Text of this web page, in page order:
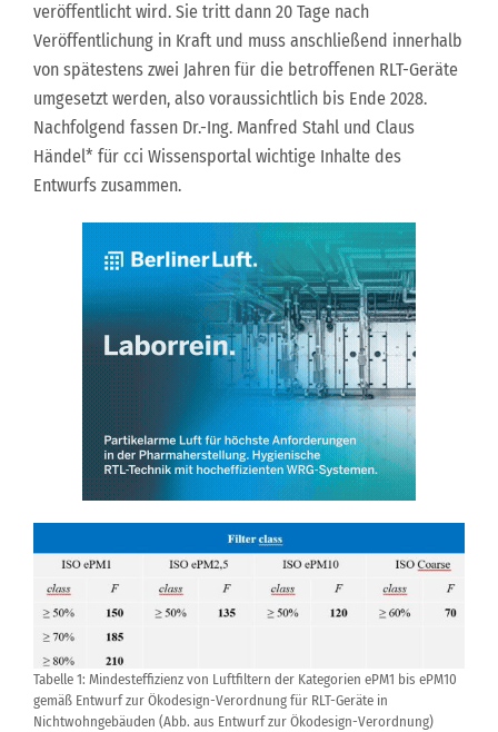
veröffentlicht wird. Sie tritt dann 20 Tage nach
Veröffentlichung in Kraft und muss anschließend innerhalb
von spätestens zwei Jahren für die betroffenen RLT-Geräte
umgesetzt werden, also voraussichtlich bis Ende 2028.
Nachfolgend fassen Dr.-Ing. Manfred Stahl und Claus
Händel* für cci Wissensportal wichtige Inhalte des
Entwurfs zusammen.
Tabelle 1: Mindesteffizienz von Luftfiltern der Kategorien ePM1 bis ePM10
gemäß Entwurf zur Ökodesign-Verordnung für RLT-Geräte in
Nichtwohngebäuden (Abb. aus Entwurf zur Ökodesign-Verordnung)